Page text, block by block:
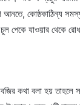
আনতে, কোষ্ঠকাঠিন্য
চুল পেকে যাওয়ার থেকে
কথা বলা হয় তাহলে